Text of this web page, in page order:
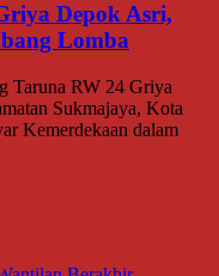
Depok Asri,
Lomba
RW 24 Griya
Sukmajaya, Kota
Kemerdekaan dalam